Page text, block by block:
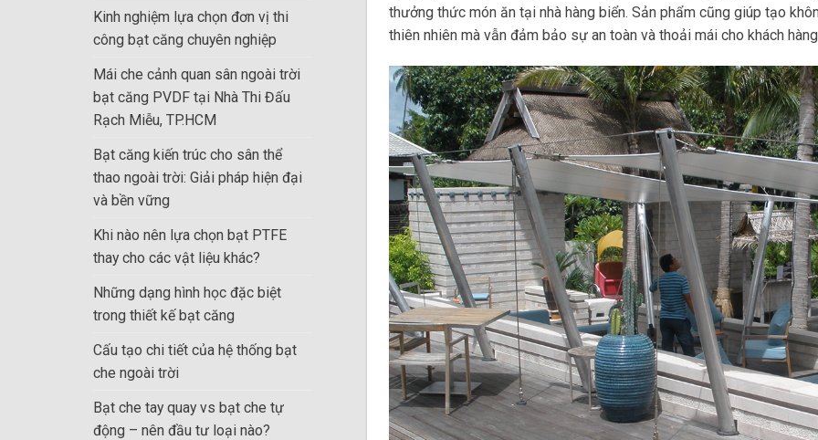
Kinh nghiệm lựa chọn đơn vị thi
công bạt căng chuyên nghiệp
Mái che cảnh quan sân ngoài trời
bạt căng PVDF tại Nhà Thi Đấu
Rạch Miễu, TP.HCM
Bạt căng kiến trúc cho sân thể
thao ngoài trời: Giải pháp hiện đại
và bền vững
Khi nào nên lựa chọn bạt PTFE
thay cho các vật liệu khác?
Những dạng hình học đặc biệt
trong thiết kế bạt căng
Cấu tạo chi tiết của hệ thống bạt
che ngoài trời
Bạt che tay quay vs bạt che tự
động – nên đầu tư loại nào?
thưởng thức món ăn tại nhà hàng biển. Sản phẩm cũng giúp tạo
thiên nhiên mà vẫn đảm bảo sự an toàn và thoải mái cho khách